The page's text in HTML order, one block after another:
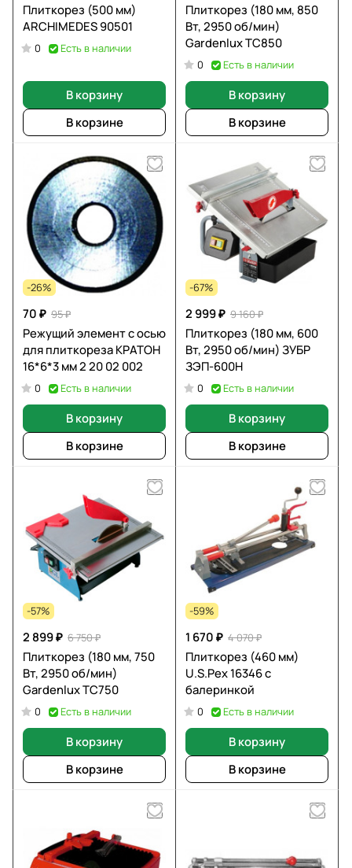
Плиткорез (500 мм)
ARCHIMEDES 90501
0 Есть в наличии
В корзину
В корзине
Плиткорез (180 мм, 850
Вт, 2950 об/мин)
Gardenlux TC850
0 Есть в наличии
В корзину
В корзине
-26%
70 ₽ 95 ₽
Режущий элемент с осью
для плиткореза КРАТОН
16*6*3 мм 2 20 02 002
0 Есть в наличии
В корзину
В корзине
-67%
2 999 ₽ 9 160 ₽
Плиткорез (180 мм, 600
Вт, 2950 об/мин) ЗУБР
ЗЭП-600Н
0 Есть в наличии
В корзину
В корзине
-57%
2 899 ₽ 6 750 ₽
Плиткорез (180 мм, 750
Вт, 2950 об/мин)
Gardenlux TC750
0 Есть в наличии
В корзину
В корзине
-59%
1 670 ₽ 4 070 ₽
Плиткорез (460 мм)
U.S.Pex 16346 с
балеринкой
0 Есть в наличии
В корзину
В корзине